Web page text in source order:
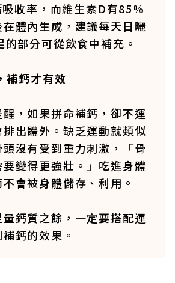
收率，而維生素D有85%
體內生成，建議每天日曬
部分可從飲食中補充。
補鈣才有效
，如果拼命補鈣，卻不運
出體外。缺乏運動就類似
沒有受到重力刺激，「骨
變得更強壯。」吃進身體
會被身體儲存、利用。
鈣質之餘，一定要搭配運
鈣的效果。